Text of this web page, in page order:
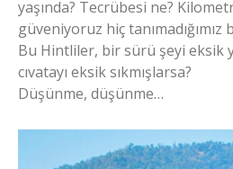
yaşında? Tecrübesi ne?
güveniyoruz hiç tanımadığımız
Bu Hintliler, bir sürü şeyi eksik
cıvatayı eksik sıkmışlarsa?
Düşünme, düşünme…